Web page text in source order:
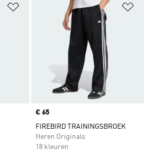
Op verlanglijst zetten
Price
€ 65
FIREBIRD TRAININGSBROEK
Heren Originals
18 kleuren